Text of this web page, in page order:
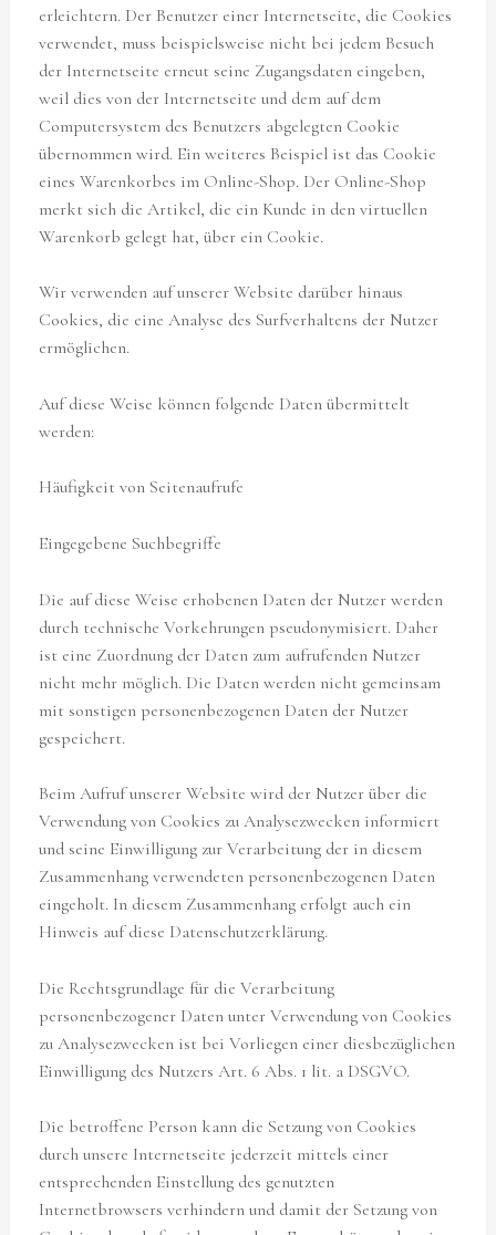
erleichtern. Der Benutzer einer Internetseite, die Cookies
verwendet, muss beispielsweise nicht bei jedem Besuch
der Internetseite erneut seine Zugangsdaten eingeben,
weil dies von der Internetseite und dem auf dem
Computersystem des Benutzers abgelegten Cookie
übernommen wird. Ein weiteres Beispiel ist das Cookie
eines Warenkorbes im Online-Shop. Der Online-Shop
merkt sich die Artikel, die ein Kunde in den virtuellen
Warenkorb gelegt hat, über ein Cookie.
Wir verwenden auf unserer Website darüber hinaus
Cookies, die eine Analyse des Surfverhaltens der Nutzer
ermöglichen.
Auf diese Weise können folgende Daten übermittelt
werden:
Häufigkeit von Seitenaufrufe
Eingegebene Suchbegriffe
Die auf diese Weise erhobenen Daten der Nutzer werden
durch technische Vorkehrungen pseudonymisiert. Daher
ist eine Zuordnung der Daten zum aufrufenden Nutzer
nicht mehr möglich. Die Daten werden nicht gemeinsam
mit sonstigen personenbezogenen Daten der Nutzer
gespeichert.
Beim Aufruf unserer Website wird der Nutzer über die
Verwendung von Cookies zu Analysezwecken informiert
und seine Einwilligung zur Verarbeitung der in diesem
Zusammenhang verwendeten personenbezogenen Daten
eingeholt. In diesem Zusammenhang erfolgt auch ein
Hinweis auf diese Datenschutzerklärung.
Die Rechtsgrundlage für die Verarbeitung
personenbezogener Daten unter Verwendung von Cookies
zu Analysezwecken ist bei Vorliegen einer diesbezüglichen
Einwilligung des Nutzers Art. 6 Abs. 1 lit. a DSGVO.
Die betroffene Person kann die Setzung von Cookies
durch unsere Internetseite jederzeit mittels einer
entsprechenden Einstellung des genutzten
Internetbrowsers verhindern und damit der Setzung von